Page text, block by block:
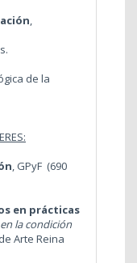
,
de la
, GPyF (690
en prácticas
la condición
Arte Reina